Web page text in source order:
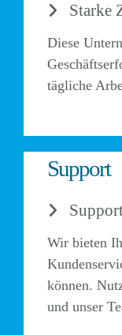
Starke
Diese
tägliche
Support
Wir bieten
können.
und unser